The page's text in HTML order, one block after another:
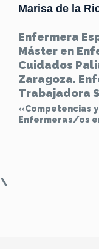
Marisa de la
Enfermera
Máster en
Cuidados
Zaragoza.
Trabajadora
«Competencias
Enfermeras/os
\